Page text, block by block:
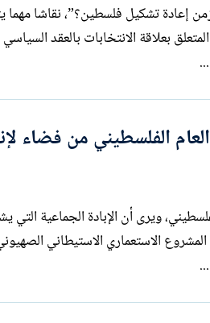
إعادة تشكيل فلسطين؟”، نقاشا مهما
بعلاقة الانتخابات بالعقد السياسي
الفلسطيني من فضاء
الفلسطيني، ويرى أن الإبادة الجماعية التي
الاستعماري الاستيطاني